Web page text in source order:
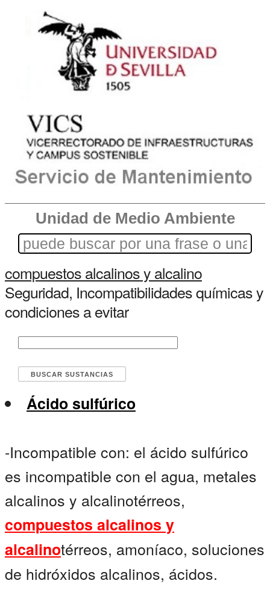
Unidad de Medio Ambiente
compuestos alcalinos y alcalino
Seguridad, Incompatibilidades químicas y
condiciones a evitar
Ácido sulfúrico
-Incompatible con: el ácido sulfúrico
es incompatible con el agua, metales
alcalinos y alcalinotérreos,
compuestos alcalinos y
alcalinotérreos, amoníaco, soluciones
de hidróxidos alcalinos, ácidos.